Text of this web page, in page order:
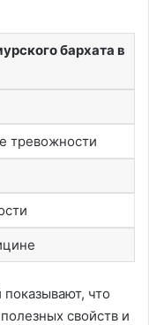
бархата в
тревожности
что
свойств и